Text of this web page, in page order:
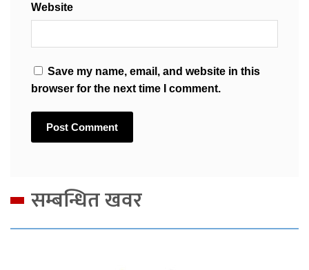
Website
Save my name, email, and website in this
browser for the next time I comment.
सम्बन्धित खवर